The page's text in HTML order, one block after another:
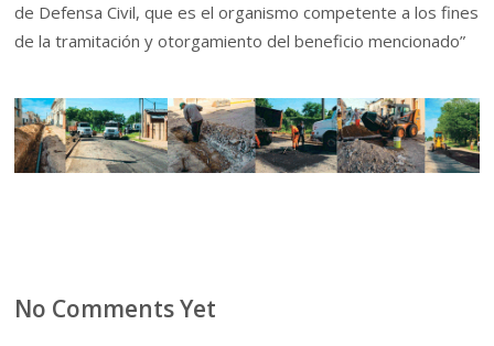
de Defensa Civil, que es el organismo competente a los fines
de la tramitación y otorgamiento del beneficio mencionado”
No Comments Yet